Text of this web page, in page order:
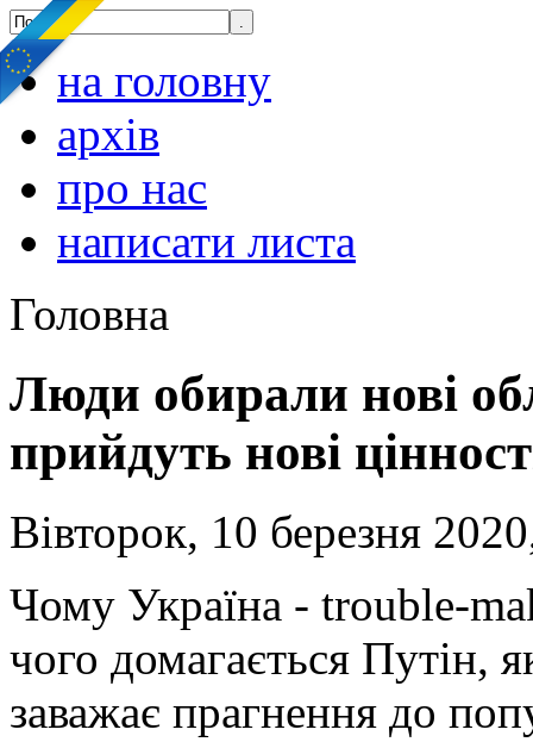
на головну
архів
про нас
написати листа
Головна
Люди обирали нові
прийдуть нові
Вівторок, 10 березня
Чому Україна - trouble-
чого домагається Путін,
заважає прагнення до